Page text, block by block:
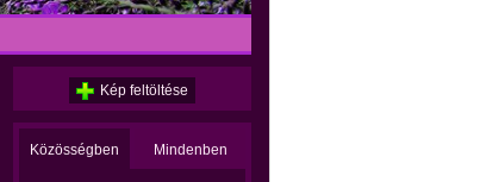
Kép feltöltése
Közösségben Mindenben